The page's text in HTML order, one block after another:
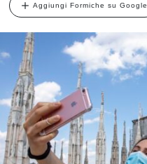
Aggiungi Formiche su Google